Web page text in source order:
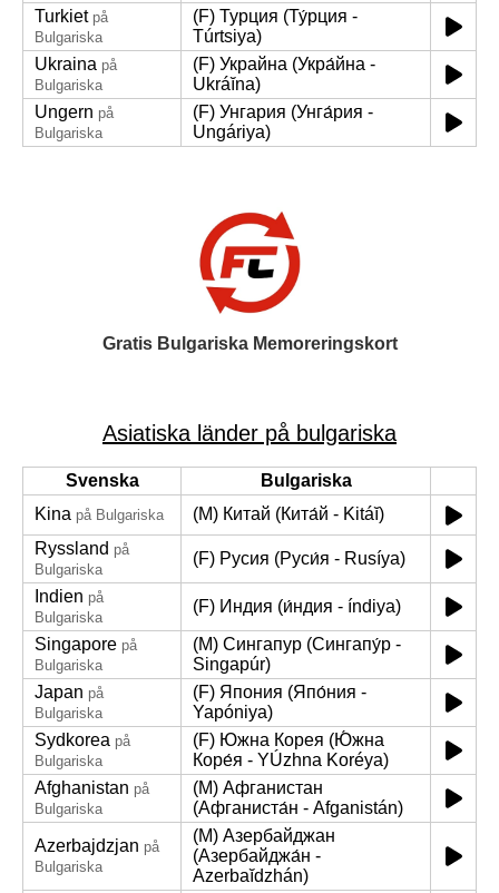
Turkiet på
Bulgariska
(F) Турция (Ту́рция -
Túrtsiya)
Ukraina på
Bulgariska
(F) Украйна (Укра́йна -
Ukráĭna)
Ungern på
Bulgariska
(F) Унгария (Унга́рия -
Ungáriya)
Gratis Bulgariska Memoreringskort
Asiatiska länder på bulgariska
Svenska
Bulgariska
Kina på Bulgariska
(M) Китай (Кита́й - Kitáĭ)
Ryssland på
Bulgariska
(F) Русия (Руси́я - Rusíya)
Indien på
Bulgariska
(F) Индия (и́ндия - índiya)
Singapore på
Bulgariska
(M) Сингапур (Сингапу́р -
Singapúr)
Japan på
Bulgariska
(F) Япония (Япо́ния -
Yapóniya)
Sydkorea på
Bulgariska
(F) Южна Корея (Ю́жна
Коре́я - YÚzhna Koréya)
Afghanistan på
Bulgariska
(M) Афганистан
(Афганиста́н - Afganistán)
Azerbajdzjan på
Bulgariska
(M) Азербайджан
(Азербайджа́н -
Azerbaĭdzhán)